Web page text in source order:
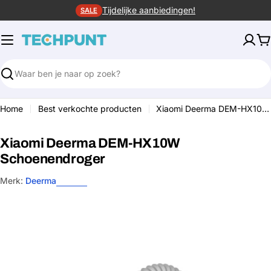
naar
inhoud
SALE Tijdelijke aanbiedingen!
Zoeken
Home Best verkochte producten Xiaomi Deerma DEM-HX10W Schoenendroger
Xiaomi Deerma DEM-HX10W
Schoenendroger
Merk: Deerma